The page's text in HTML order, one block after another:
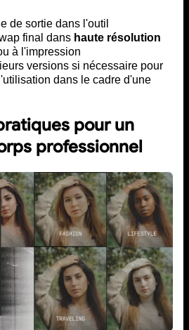
de sortie dans l'outil
final dans haute résolution
à l'impression
versions si nécessaire pour
dans le cadre d'une
pour un
professionnel